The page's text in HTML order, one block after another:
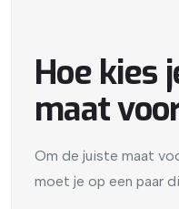
Hoe kies
maat
Om de juiste maat
moet je op een paar